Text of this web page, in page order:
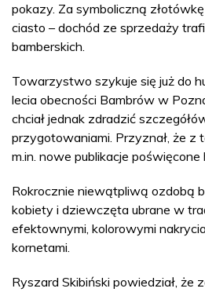
pokazy. Za symboliczną
ciasto – dochód ze sprzedaży
bamberskich.
Towarzystwo szykuje się już do
lecia obecności Bambrów w
chciał jednak zdradzić
przygotowaniami. Przyznał, że z
m.in. nowe publikacje poświęcone
Rokrocznie niewątpliwą ozdobą
kobiety i dziewczęta ubrane w
efektownymi, kolorowymi
kornetami.
Ryszard Skibiński powiedział, że